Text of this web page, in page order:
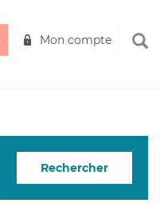
Mon compte
Rechercher